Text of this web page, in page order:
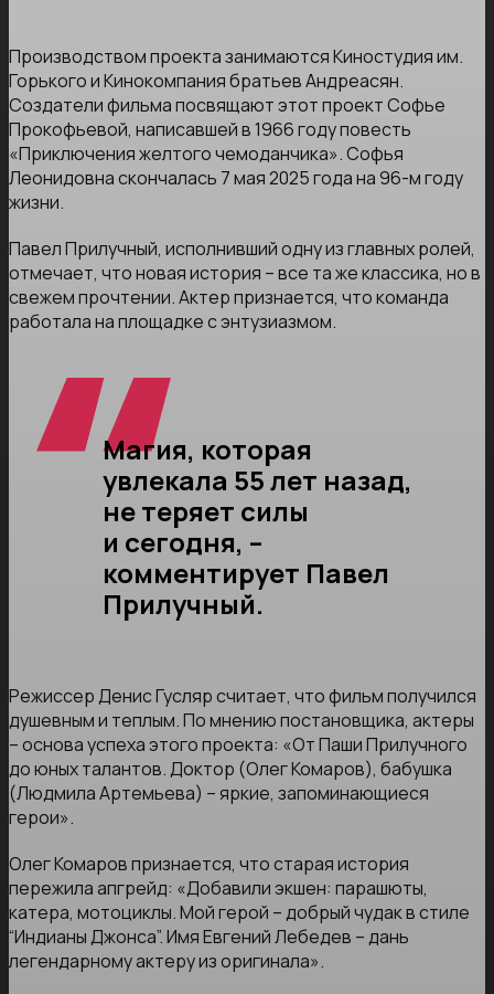
Производством проекта занимаются Киностудия им.
Горького и Кинокомпания братьев Андреасян.
Создатели фильма посвящают этот проект Софье
Прокофьевой, написавшей в 1966 году повесть
«Приключения желтого чемоданчика». Софья
Леонидовна скончалась 7 мая 2025 года на 96-м году
жизни.
Павел Прилучный, исполнивший одну из главных ролей,
отмечает, что новая история – все та же классика, но в
свежем прочтении. Актер признается, что команда
работала на площадке с энтузиазмом.
Магия, которая
увлекала 55 лет назад,
не теряет силы
и сегодня, –
комментирует Павел
Прилучный.
Режиссер Денис Гусляр считает, что фильм получился
душевным и теплым. По мнению постановщика, актеры
– основа успеха этого проекта: «От Паши Прилучного
до юных талантов. Доктор (Олег Комаров), бабушка
(Людмила Артемьева) – яркие, запоминающиеся
герои».
Олег Комаров признается, что старая история
пережила апгрейд: «Добавили экшен: парашюты,
катера, мотоциклы. Мой герой – добрый чудак в стиле
“Индианы Джонса”. Имя Евгений Лебедев – дань
легендарному актеру из оригинала».